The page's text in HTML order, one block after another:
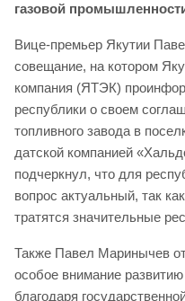
газовой
Вице-премьер Якутии
совещание, на котором
компания (ЯТЭК)
республики о своем
топливного завода в
датской компанией
подчеркнул, что для
вопрос актуальный, так
тратятся значительные
Также Павел Маринычев
особое внимание
благодаря